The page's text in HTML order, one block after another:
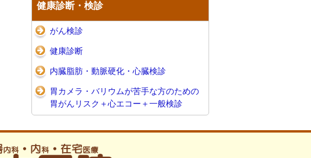
健康診断・検診
がん検診
健康診断
内臓脂肪・動脈硬化・心臓検診
胃カメラ・バリウムが苦手な方のための
胃がんリスク＋心エコー＋一般検診